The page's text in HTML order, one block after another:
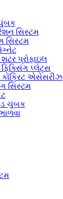
સિસ્ટમ
સિસ્ટમ
પ્રોફાઇલ
ફિક્સિંગ પ્લેટ્સ
કોંક્રિટ એસેસરીઝ
સિસ્ટમ
ચુંબક